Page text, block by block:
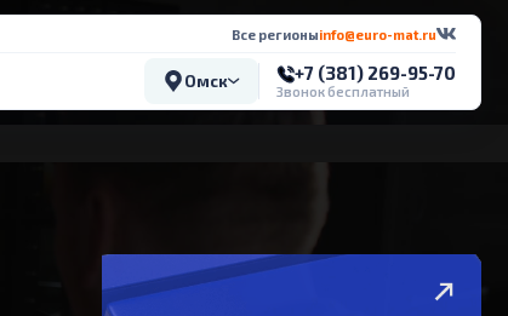
Все регионыinfo@euro-mat.ru
Омск +7 (381) 269-95-70
Звонок бесплатный